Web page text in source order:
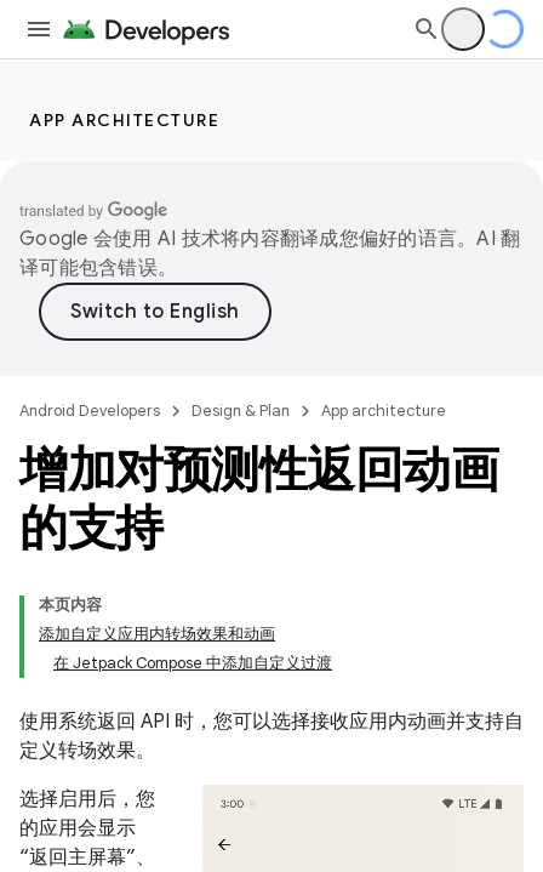
APP ARCHITECTURE
Google 会使用 AI 技术将内容翻译成您偏好的语言。AI 翻
译可能包含错误。
Android Developers Design & Plan App architecture
增加对预测性返回动画
的支持
本页内容
添加自定义应用内转场效果和动画
在 Jetpack Compose 中添加自定义过渡
使用系统返回 API 时，您可以选择接收应用内动画并支持自
定义转场效果。
选择启用后，您
的应用会显示
“返回主屏幕”、